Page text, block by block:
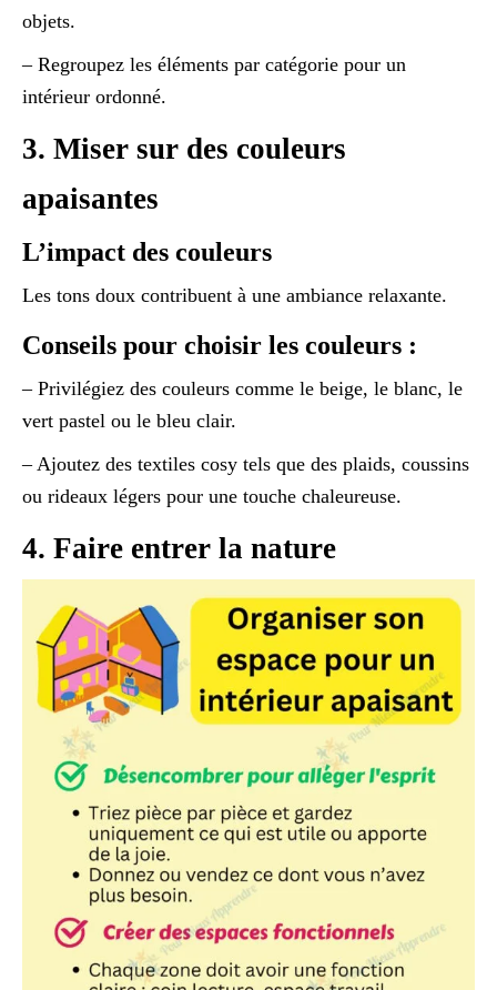
objets.
– Regroupez les éléments par catégorie pour un
intérieur ordonné.
3. Miser sur des couleurs
apaisantes
L’impact des couleurs
Les tons doux contribuent à une ambiance relaxante.
Conseils pour choisir les couleurs :
– Privilégiez des couleurs comme le beige, le blanc, le
vert pastel ou le bleu clair.
– Ajoutez des textiles cosy tels que des plaids, coussins
ou rideaux légers pour une touche chaleureuse.
4. Faire entrer la nature